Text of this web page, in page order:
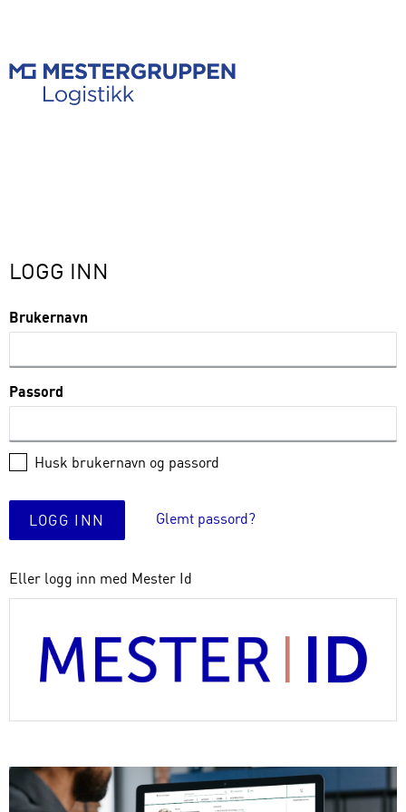
LOGG INN
Brukernavn
Passord
Husk brukernavn og passord
LOGG INN Glemt passord?
Eller logg inn med Mester Id